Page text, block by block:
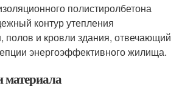
полистиролбетона
контур утепления
полов и кровли здания, отвечающий
энергоэффективного жилища.
материала